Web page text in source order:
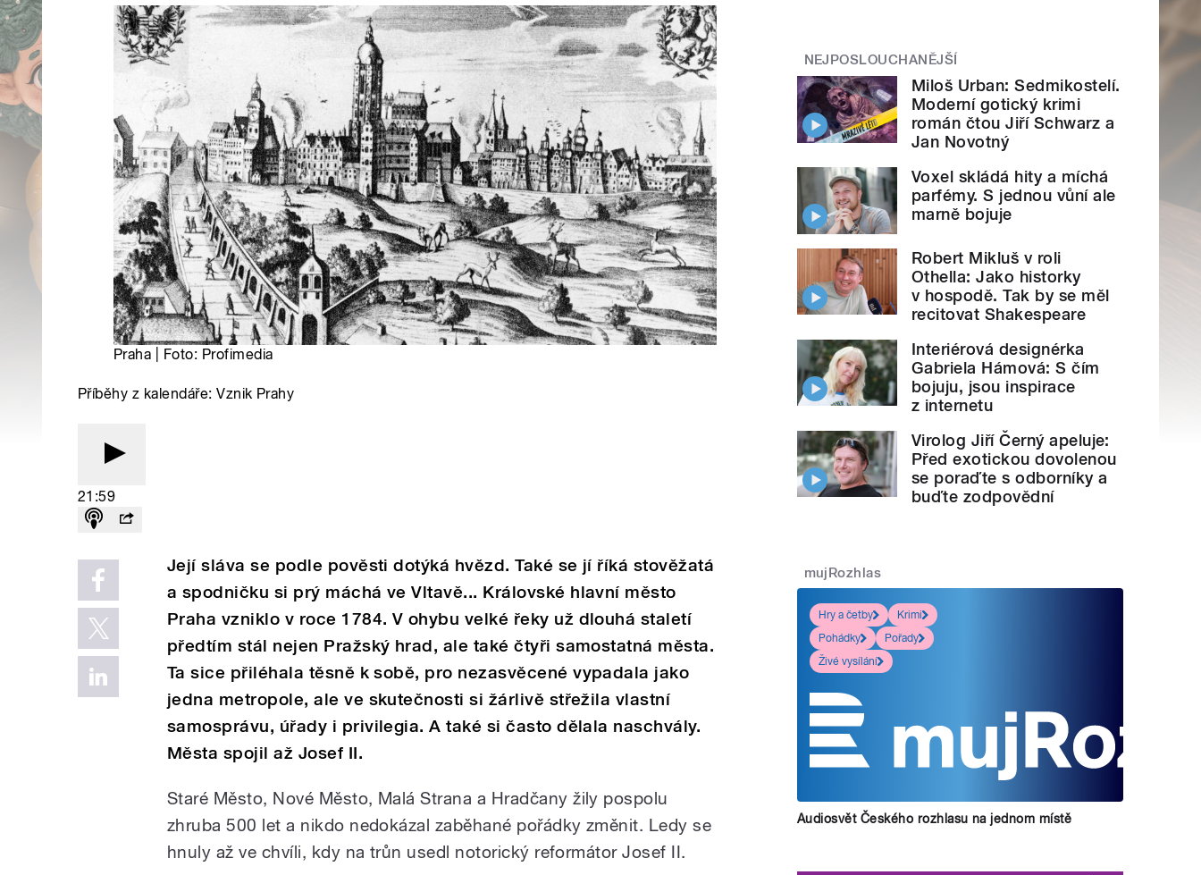
Praha | Foto: Profimedia
Příběhy z kalendáře: Vznik Prahy
21:59
Její sláva se podle pověsti dotýká hvězd. Také se jí říká stověžatá
a spodničku si prý máchá ve Vltavě... Královské hlavní město
Praha vzniklo v roce 1784. V ohybu velké řeky už dlouhá staletí
předtím stál nejen Pražský hrad, ale také čtyři samostatná města.
Ta sice přiléhala těsně k sobě, pro nezasvěcené vypadala jako
jedna metropole, ale ve skutečnosti si žárlivě střežila vlastní
samosprávu, úřady i privilegia. A také si často dělala naschvály.
Města spojil až Josef II.
Staré Město, Nové Město, Malá Strana a Hradčany žily pospolu
zhruba 500 let a nikdo nedokázal zaběhané pořádky změnit. Ledy se
hnuly až ve chvíli, kdy na trůn usedl notorický reformátor Josef II.
NEJPOSLOUCHANĚJŠÍ
Miloš Urban: Sedmikostelí.
Moderní gotický krimi
román čtou Jiří Schwarz a
Jan Novotný
Voxel skládá hity a míchá
parfémy. S jednou vůní ale
marně bojuje
Robert Mikluš v roli
Othella: Jako historky
v hospodě. Tak by se měl
recitovat Shakespeare
Interiérová designérka
Gabriela Hámová: S čím
bojuju, jsou inspirace
z internetu
Virolog Jiří Černý apeluje:
Před exotickou dovolenou
se poraďte s odborníky a
buďte zodpovědní
mujRozhlas
Hry a četby
Krimi
Pohádky
Pořady
Živé vysílání
Audiosvět Českého rozhlasu na jednom místě